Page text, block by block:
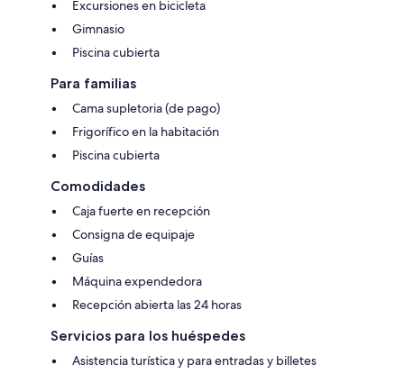
Excursiones en bicicleta
Gimnasio
Piscina cubierta
Para familias
Cama supletoria (de pago)
Frigorífico en la habitación
Piscina cubierta
Comodidades
Caja fuerte en recepción
Consigna de equipaje
Guías
Máquina expendedora
Recepción abierta las 24 horas
Servicios para los huéspedes
Asistencia turística y para entradas y billetes